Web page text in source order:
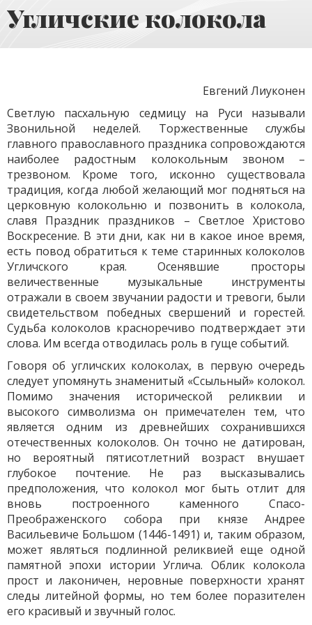
Угличские колокола
Евгений Лиуконен
Светлую пасхальную седмицу на Руси называли
Звонильной неделей. Торжественные службы
главного православного праздника сопровождаются
наиболее радостным колокольным звоном –
трезвоном. Кроме того, исконно существовала
традиция, когда любой желающий мог подняться на
церковную колокольню и позвонить в колокола,
славя Праздник праздников – Светлое Христово
Воскресение. В эти дни, как ни в какое иное время,
есть повод обратиться к теме старинных колоколов
Угличского края. Осенявшие просторы
величественные музыкальные инструменты
отражали в своем звучании радости и тревоги, были
свидетельством победных свершений и горестей.
Судьба колоколов красноречиво подтверждает эти
слова. Им всегда отводилась роль в гуще событий.
Говоря об угличских колоколах, в первую очередь
следует упомянуть знаменитый «Ссыльный» колокол.
Помимо значения исторической реликвии и
высокого символизма он примечателен тем, что
является одним из древнейших сохранившихся
отечественных колоколов. Он точно не датирован,
но вероятный пятисотлетний возраст внушает
глубокое почтение. Не раз высказывались
предположения, что колокол мог быть отлит для
вновь построенного каменного Спасо-
Преображенского собора при князе Андрее
Васильевиче Большом (1446-1491) и, таким образом,
может являться подлинной реликвией еще одной
памятной эпохи истории Углича. Облик колокола
прост и лаконичен, неровные поверхности хранят
следы литейной формы, но тем более поразителен
его красивый и звучный голос.